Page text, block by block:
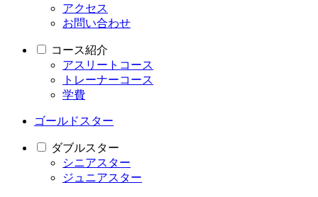
アクセス
お問い合わせ
コース紹介
アスリートコース
トレーナーコース
学費
ゴールドスター
ダブルスター
シニアスター
ジュニアスター